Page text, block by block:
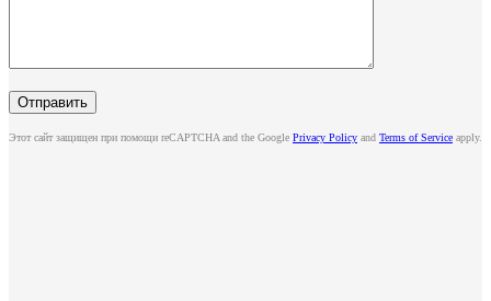
Этот сайт защищен при помощи reCAPTCHA and the Google Privacy Policy and Terms of Service apply.